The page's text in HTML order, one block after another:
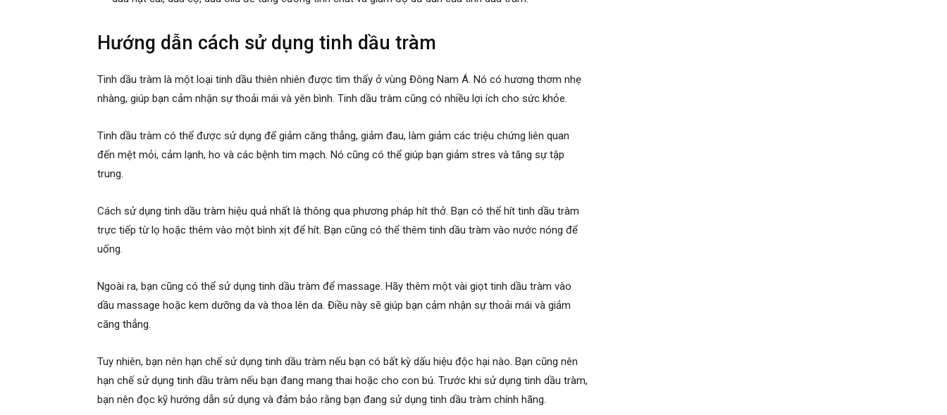
Hướng dẫn cách sử dụng tinh dầu tràm
Tinh dầu tràm là một loại tinh dầu thiên nhiên được tìm thấy ở vùng Đông Nam Á. Nó có hương thơm nhẹ
nhàng, giúp bạn cảm nhận sự thoải mái và yên bình. Tinh dầu tràm cũng có nhiều lợi ích cho sức khỏe.
Tinh dầu tràm có thể được sử dụng để giảm căng thẳng, giảm đau, làm giảm các triệu chứng liên quan
đến mệt mỏi, cảm lạnh, ho và các bệnh tim mạch. Nó cũng có thể giúp bạn giảm stres và tăng sự tập
trung.
Cách sử dụng tinh dầu tràm hiệu quả nhất là thông qua phương pháp hít thở. Bạn có thể hít tinh dầu tràm
trực tiếp từ lọ hoặc thêm vào một bình xịt để hít. Bạn cũng có thể thêm tinh dầu tràm vào nước nóng để
uống.
Ngoài ra, bạn cũng có thể sử dụng tinh dầu tràm để massage. Hãy thêm một vài giọt tinh dầu tràm vào
dầu massage hoặc kem dưỡng da và thoa lên da. Điều này sẽ giúp bạn cảm nhận sự thoải mái và giảm
căng thẳng.
Tuy nhiên, bạn nên hạn chế sử dụng tinh dầu tràm nếu bạn có bất kỳ dấu hiệu độc hại nào. Bạn cũng nên
hạn chế sử dụng tinh dầu tràm nếu bạn đang mang thai hoặc cho con bú. Trước khi sử dụng tinh dầu tràm,
bạn nên đọc kỹ hướng dẫn sử dụng và đảm bảo rằng bạn đang sử dụng tinh dầu tràm chính hãng.